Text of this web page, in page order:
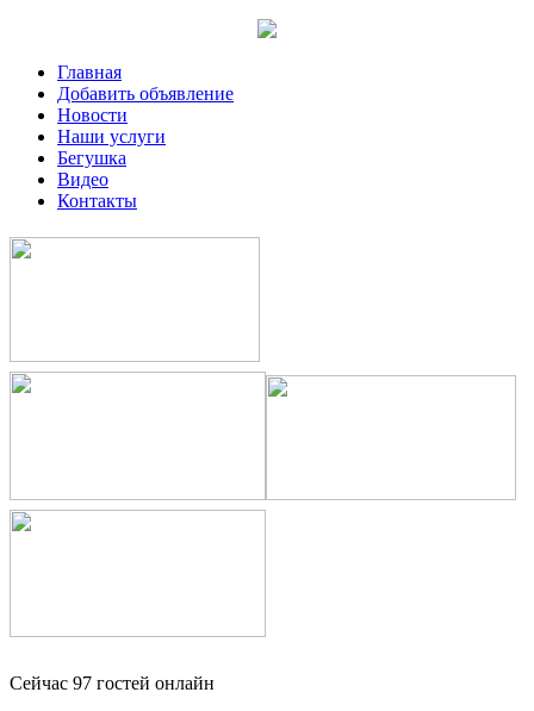
Главная
Добавить объявление
Новости
Наши услуги
Бегушка
Видео
Контакты
Сейчас 97 гостей онлайн